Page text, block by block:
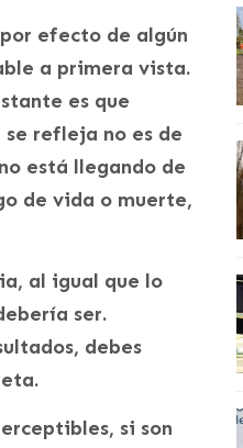
efecto de algún
a primera vista.
es que
refleja no es de
está llegando de
de vida o muerte,
al igual que lo
ser.
debes
si son